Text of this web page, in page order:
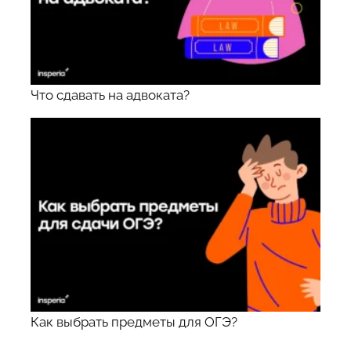
Что сдавать на адвоката?
Как выбрать предметы для ОГЭ?